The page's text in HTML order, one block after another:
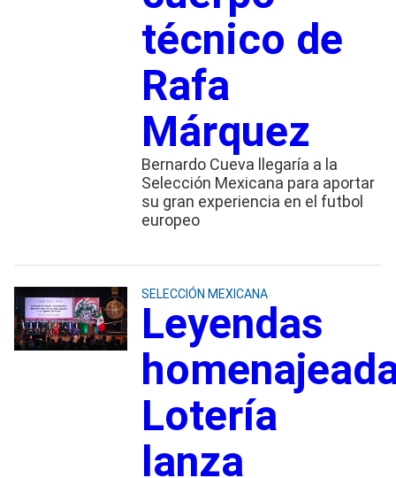
técnico de
Rafa
Márquez
Bernardo Cueva llegaría a la
Selección Mexicana para aportar
su gran experiencia en el futbol
europeo
SELECCIÓN MEXICANA
Leyendas
Lotería
lanza